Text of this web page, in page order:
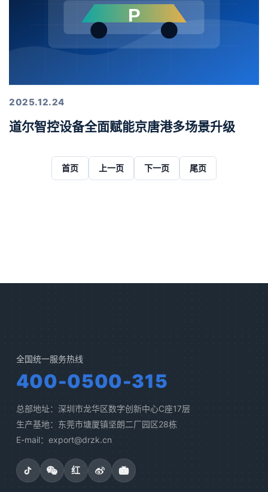
2025.12.24
道尔智控设备全面赋能京唐港多场景升级
首页 上一页 下一页 尾页
全国统一服务热线
400-0500-315
总部地址：深圳市龙华区数字创新中心C座17层
生产基地：东莞市塘厦镇坚朗二厂园区28栋
E-mail：export@drzk.cn
红